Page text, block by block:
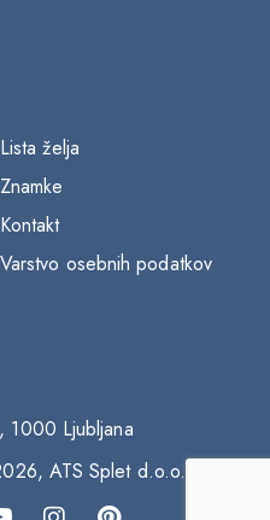
Lista želja
Znamke
Kontakt
Varstvo osebnih podatkov
1000 Ljubljana
ATS Splet d.o.o.